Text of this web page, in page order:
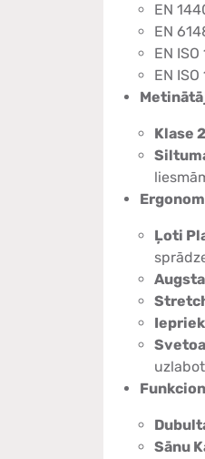
EN
EN
EN
EN
Klase
Ļoti
Sānu